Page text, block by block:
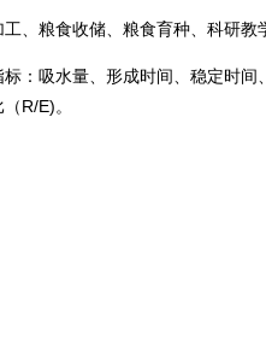
、粮食收储、粮食育种、科研教
标：吸水量、形成时间、稳定时
R/E)。